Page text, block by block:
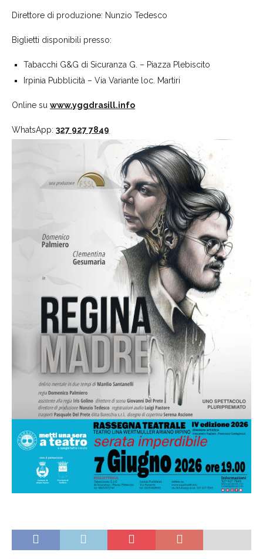
Direttore di produzione: Nunzio Tedesco
Biglietti disponibili presso:
Tabacchi G&G di Sicuranza G. – Piazza Plebiscito
Irpinia Pubblicità – Via Variante loc. Martiri
Online su www.yggdrasill.info
WhatsApp: 327 927 7849